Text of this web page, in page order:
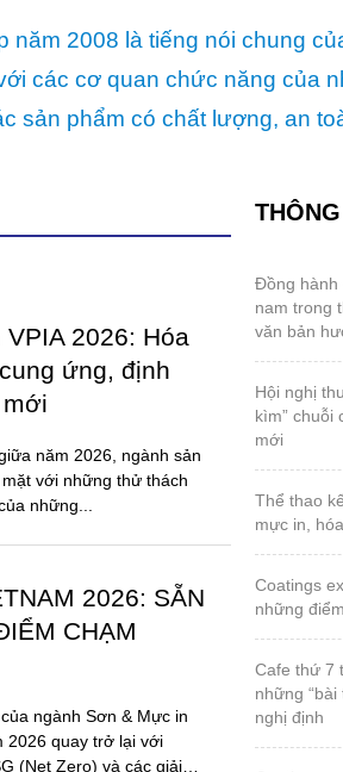
2008 là tiếng nói chung
các cơ quan chức năng của
sản phẩm có chất lượng, an
2026: Hóa
ứng, định
năm 2026, ngành sản
với những thử thách
những...
2026: SẴN
CHẠM
ngành Sơn & Mực in
2026 quay trở lại với
(Net Zero) và các giải
đồng hành cùng doanh nghiệp sơn và mực in việt
nam trong
văn bản
hội nghị thường niên vpia 2026: hóa giải “gọng
kìm” chuỗi
mới
thể thao kết nối cộng đồng doanh nghiệp sơn,
mực in,
coatings expo vietnam 2026: sẵn sàng cho
những
cafe thứ 7 tháng 3/2026: cùng nhau tháo gỡ
những
nghị định